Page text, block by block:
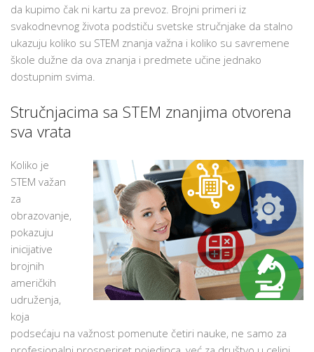
da kupimo čak ni kartu za prevoz. Brojni primeri iz
svakodnevnog života podstiču svetske stručnjake da stalno
ukazuju koliko su STEM znanja važna i koliko su savremene
škole dužne da ova znanja i predmete učine jednako
dostupnim svima.
Stručnjacima sa STEM znanjima otvorena
sva vrata
Koliko je
STEM važan
za
obrazovanje,
pokazuju
inicijative
brojnih
američkih
udruženja,
koja
podsećaju na važnost pomenute četiri nauke, ne samo za